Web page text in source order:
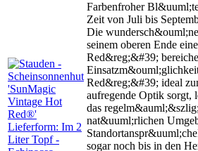
Farbenfroher
Zeit von Juli bis
Die
seinem oberen Ende
Red&reg;&#39;
Red&reg;&#39; ideal
aufregende Optik sorgt,
das
nat&uuml;rlichen
sogar noch bis in den